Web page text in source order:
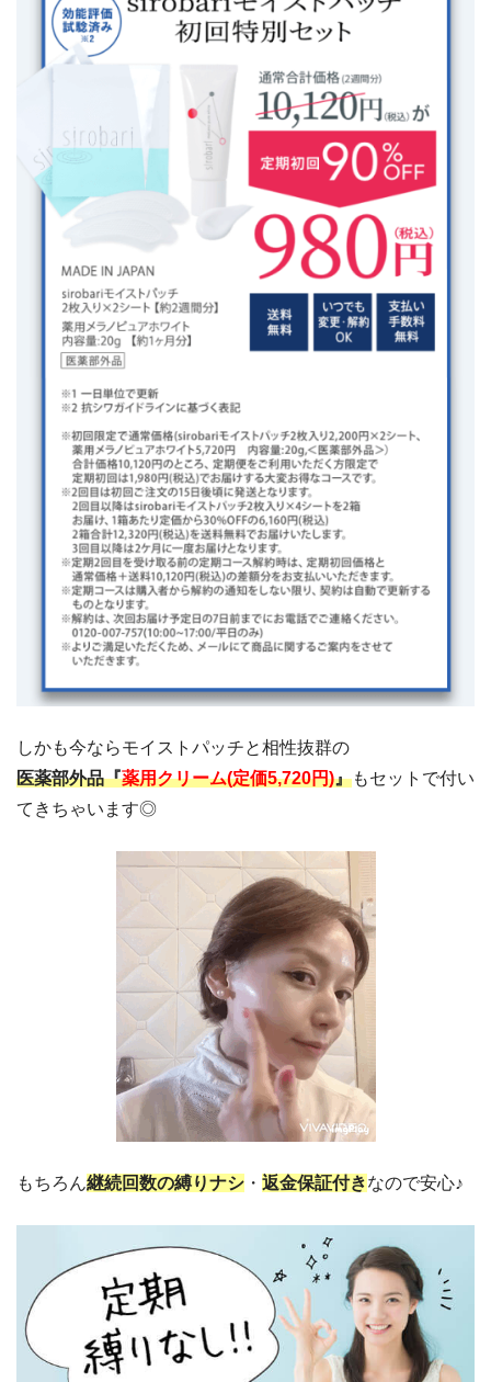
しかも今ならモイストパッチと相性抜群の
医薬部外品『薬用クリーム(定価5,720円)』もセットで付い
てきちゃいます◎
もちろん継続回数の縛りナシ ・ 返金保証付きなので安心♪